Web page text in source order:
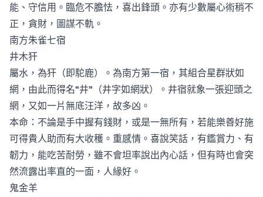
能、守信用。臨危不膽怯，喜出鋒頭。亦有少數屬心術稍不
正，貪財，圖謀不軌。
南方朱雀七宿
井木犴
屬水，為犴（即駝鹿）。為南方第一宿，其組合星群狀如
網，由此而得名“井”（井字如網狀）。井宿就象一張迎頭之
網，又如一片無底汪洋，故多凶。
本命：不論是手中握有錢財，或是一無所有，若能樂善好施
可得貴人助而有大收穫。重感情。喜說笑話，有鑑賞力、有
韌力，能吃苦耐勞，雖不會坦率說出內心話，但有時也會突
然流露出率直的一面，人緣好。
鬼金羊